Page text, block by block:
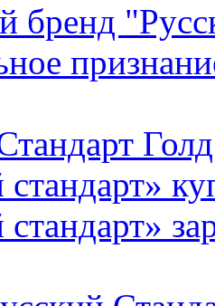
бренд
Голд
стандарт»
стандарт»